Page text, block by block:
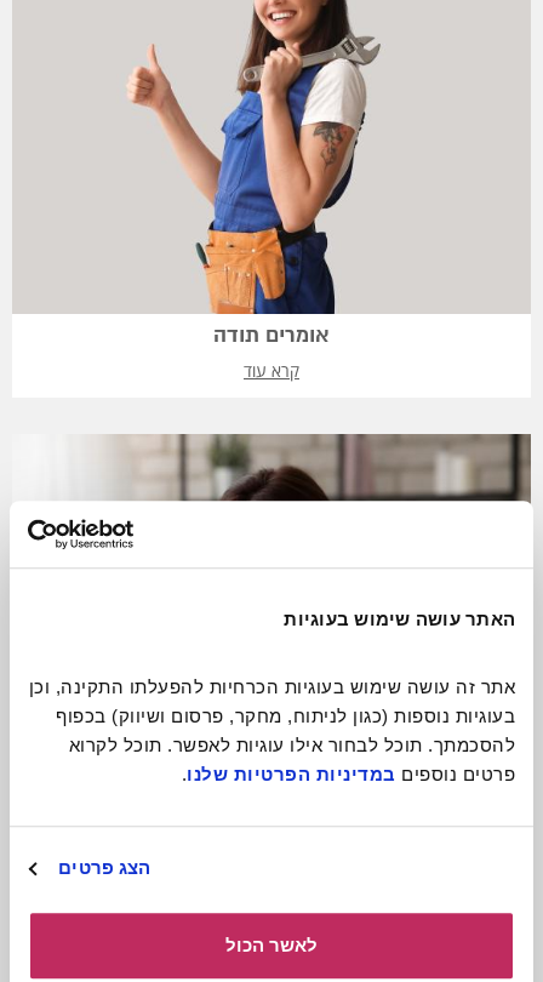
האתר עושה שימוש בעוגיות
פרטים נוספים במדיניות הפרטיות שלנו.
הצג פרטים
לאשר הכול
אומרים תודה
קרא עוד
כולל חומרים